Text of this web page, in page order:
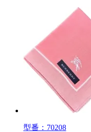
型番：70208